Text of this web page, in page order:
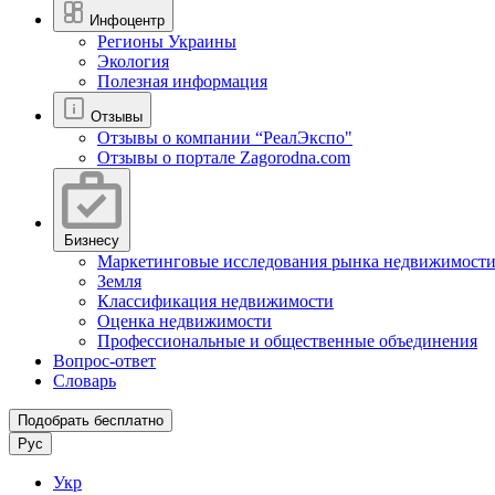
Инфоцентр
Регионы Украины
Экология
Полезная информация
Отзывы
Отзывы о компании “РеалЭкспо"
Отзывы о портале Zagorodna.com
Бизнесу
Маркетинговые исследования рынка недвижимости
Земля
Классификация недвижимости
Оценка недвижимости
Профессиональные и общественные объединения
Вопрос-ответ
Словарь
Подобрать бесплатно
Рус
Укр